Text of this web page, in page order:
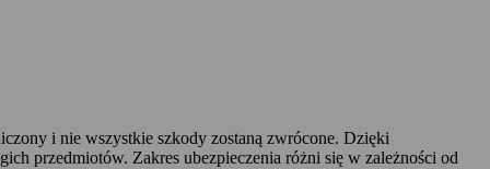
i nie wszystkie szkody zostaną zwrócone. Dzięki
przedmiotów. Zakres ubezpieczenia różni się w zależności od